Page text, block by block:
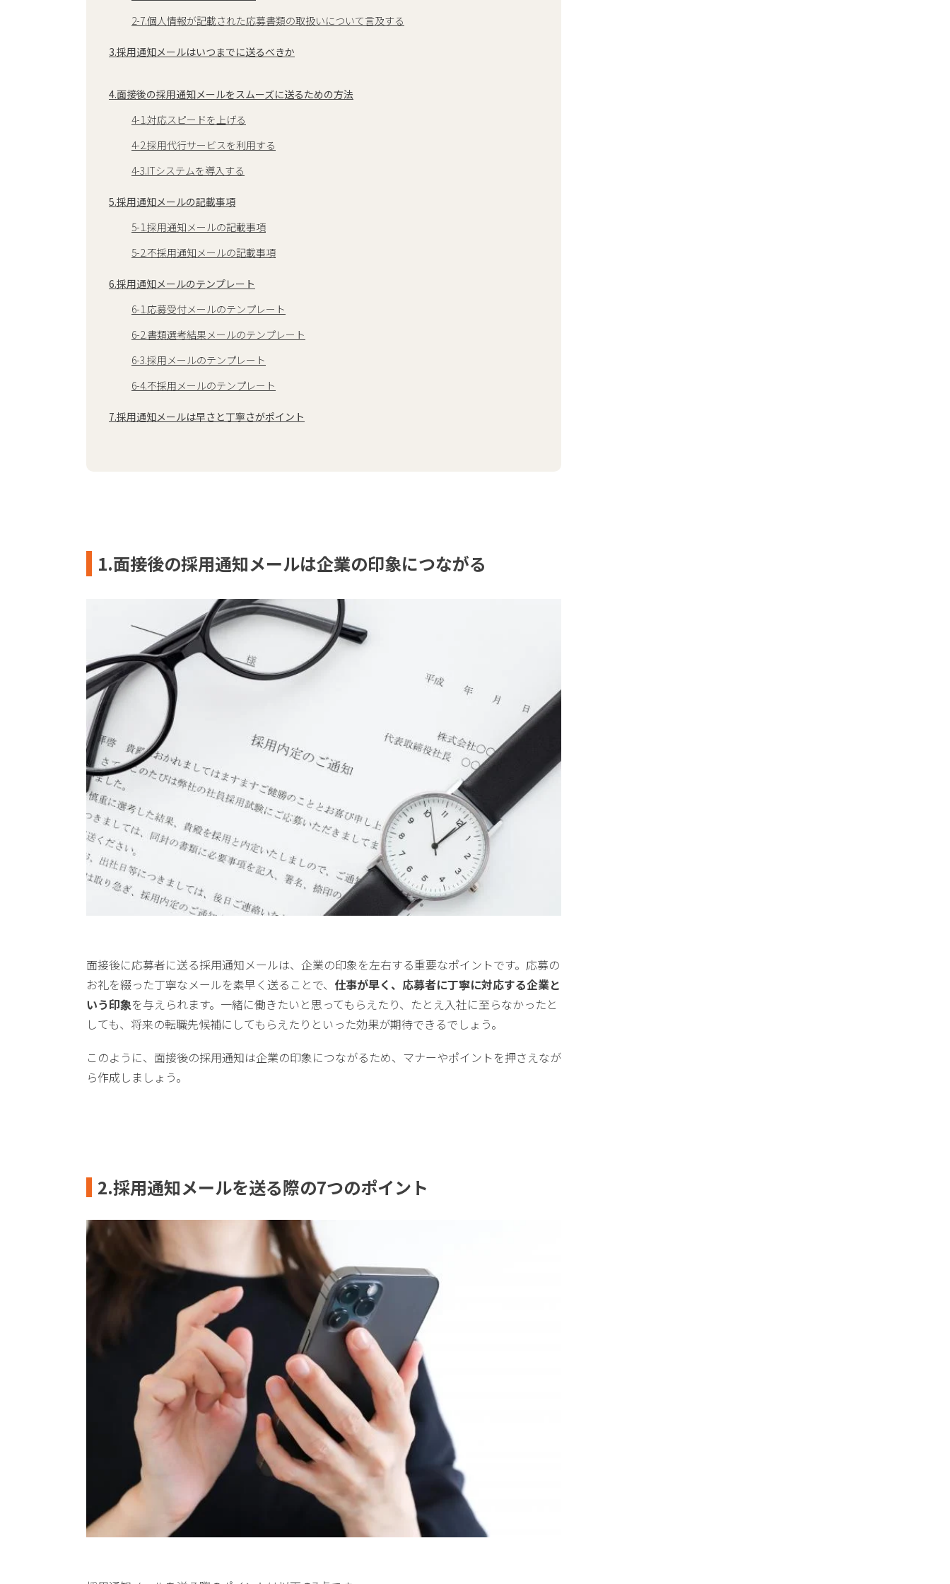
2-7.個人情報が記載された応募書類の取扱いについて言及する
3.採用通知メールはいつまでに送るべきか
4.面接後の採用通知メールをスムーズに送るための方法
4-1.対応スピードを上げる
4-2.採用代行サービスを利用する
4-3.ITシステムを導入する
5.採用通知メールの記載事項
5-1.採用通知メールの記載事項
5-2.不採用通知メールの記載事項
6.採用通知メールのテンプレート
6-1.応募受付メールのテンプレート
6-2.書類選考結果メールのテンプレート
6-3.採用メールのテンプレート
6-4.不採用メールのテンプレート
7.採用通知メールは早さと丁寧さがポイント
1.面接後の採用通知メールは企業の印象につながる
面接後に応募者に送る採用通知メールは、企業の印象を左右する重要なポイントです。応募の
お礼を綴った丁寧なメールを素早く送ることで、 仕事が早く、応募者に丁寧に対応する企業と
いう印象を与えられます。一緒に働きたいと思ってもらえたり、たとえ入社に至らなかったと
しても、将来の転職先候補にしてもらえたりといった効果が期待できるでしょう。
このように、面接後の採用通知は企業の印象につながるため、マナーやポイントを押さえなが
ら作成しましょう。
2.採用通知メールを送る際の7つのポイント